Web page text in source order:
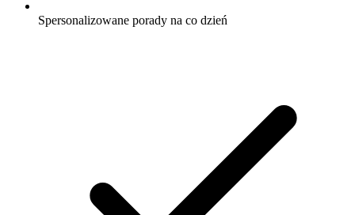
Spersonalizowane porady na co dzień